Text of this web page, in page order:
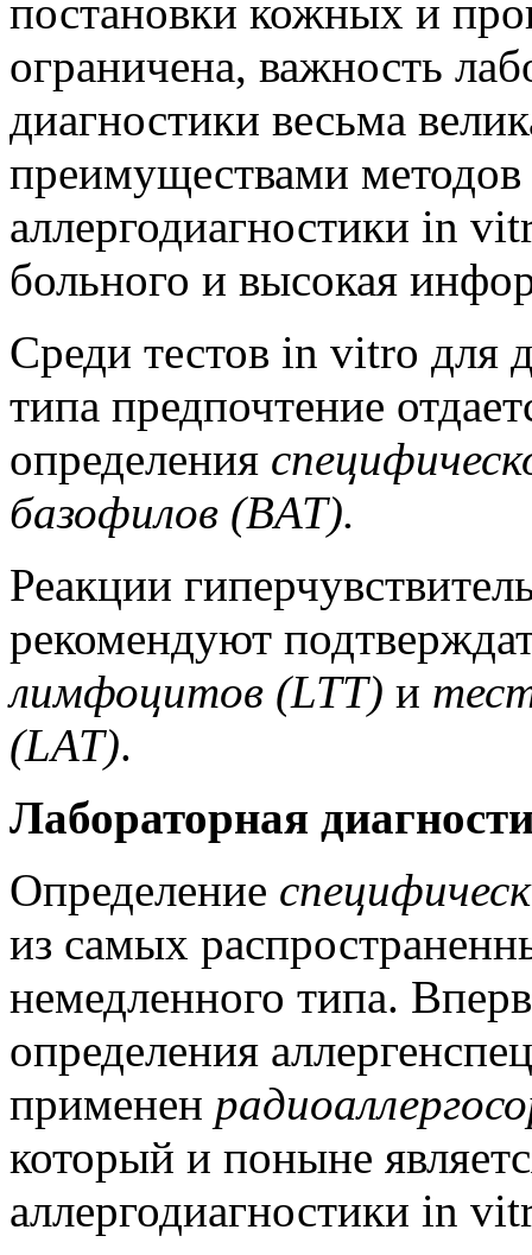
постановки кожных и
ограничена, важность
диагностики весьма
преимуществами
аллергодиагностики in
больного и высокая
Среди тестов in vitro для
типа предпочтение
определения
базофилов (BAT).
Реакции
рекомендуют
лимфоцитов (LTT) и
(LAT).
Лабораторная
Определение
из самых
немедленного типа.
определения
применен
который и поныне
аллергодиагностики in